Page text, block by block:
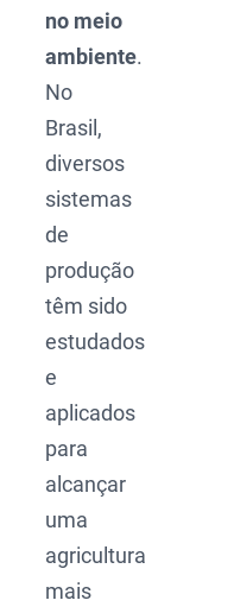
no meio
ambiente.
No
Brasil,
diversos
sistemas
de
produção
têm sido
estudados
e
aplicados
para
alcançar
uma
agricultura
mais